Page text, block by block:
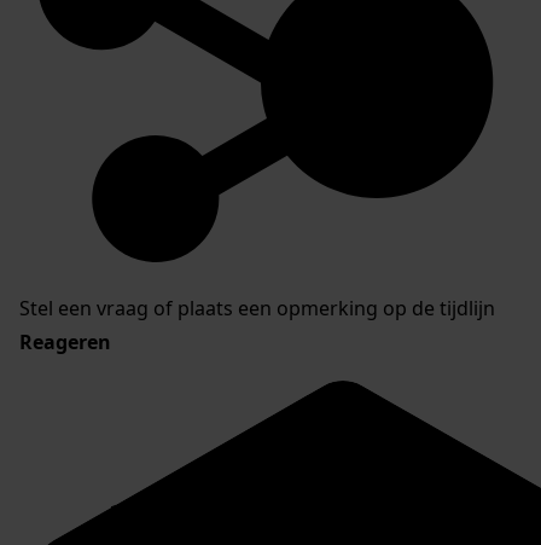
Stel een vraag of plaats een opmerking op de tijdlijn
Reageren